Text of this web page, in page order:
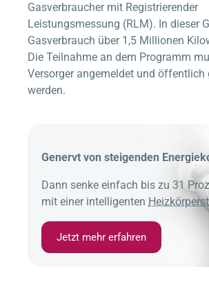
Gasverbraucher mit Registrierender
Leistungsmessung (RLM). In dieser
Gasverbrauch über 1,5 Millionen
Die Teilnahme an dem Programm
Versorger angemeldet und öffentlich
werden.
Genervt von steigenden
Dann senke einfach bis zu 31
mit einer intelligenten
Jetzt mehr erfahren